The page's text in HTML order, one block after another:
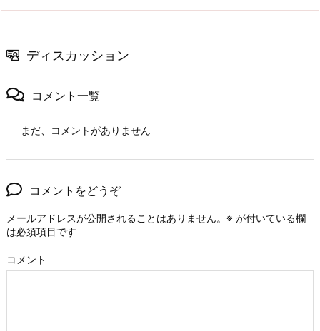
ディスカッション
コメント一覧
まだ、コメントがありません
コメントをどうぞ
メールアドレスが公開されることはありません。 ※ が付いている欄
は必須項目です
コメント